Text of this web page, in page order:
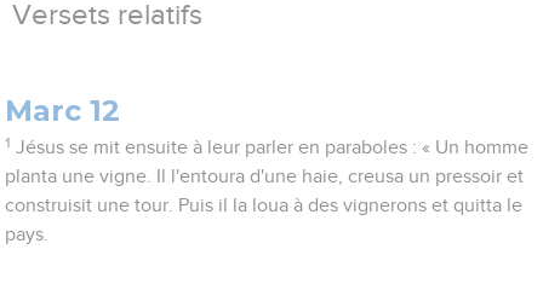
Versets relatifs
Marc 12
1 Jésus se mit ensuite à leur parler en paraboles : « Un homme
planta une vigne. Il l'entoura d'une haie, creusa un pressoir et
construisit une tour. Puis il la loua à des vignerons et quitta le
pays.